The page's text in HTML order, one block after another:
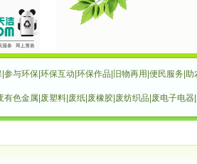
参与环保 环保互动 环保作品 旧物再用 便民服务 助
有色金属 废塑料 废纸 废橡胶 废纺织品 废电子电器